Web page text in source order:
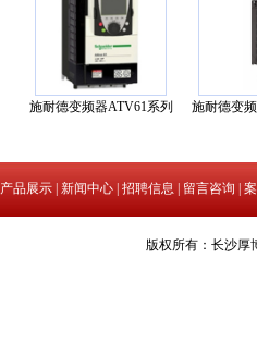
施耐德变频器ATV61系列 施耐德变
产品展示| 新闻中心| 招聘信息 留言咨询
版权所有：长沙